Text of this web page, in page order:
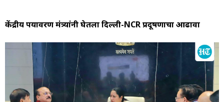
केंद्रीय पर्यावरण मंत्र्यांनी घेतला दिल्ली-NCR प्रदूषणाचा आढावा